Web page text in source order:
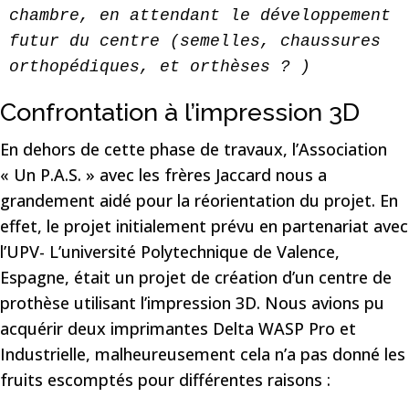
chambre, en attendant le développement
futur du centre (semelles, chaussures
orthopédiques, et orthèses ? )
Confrontation à l’impression 3D
En dehors de cette phase de travaux, l’Association
« Un P.A.S. » avec les frères Jaccard nous a
grandement aidé pour la réorientation du projet. En
effet, le projet initialement prévu en partenariat avec
l’UPV- L’université Polytechnique de Valence,
Espagne, était un projet de création d’un centre de
prothèse utilisant l’impression 3D. Nous avions pu
acquérir deux imprimantes Delta WASP Pro et
Industrielle, malheureusement cela n’a pas donné les
fruits escomptés pour différentes raisons :